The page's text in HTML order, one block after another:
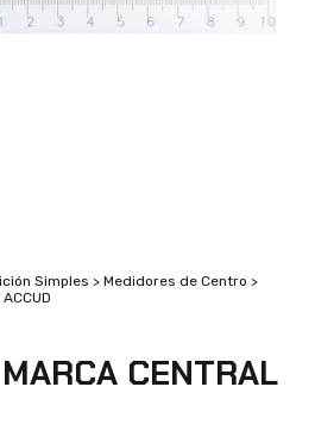
Simples > Medidores de Centro >
CENTRAL